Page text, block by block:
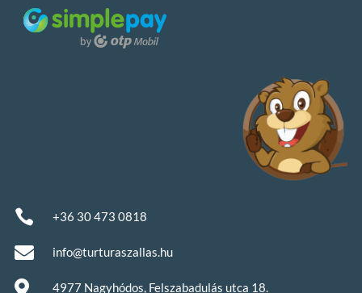
 +36 30 473 0818
 info@turturaszallas.hu
 4977 Nagyhódos, Felszabadulás utca 18.